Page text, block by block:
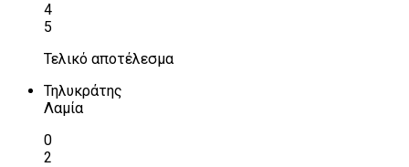
4
5
Τελικό αποτέλεσμα
Τηλυκράτης
Λαμία
0
2